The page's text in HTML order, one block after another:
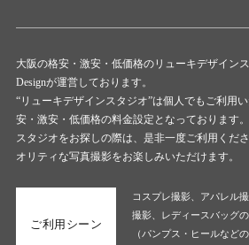
大阪の格安・激安・低価格のリューキデザイン
Designが運営しております。
“リューキデザインスタジオ”は個人でもご利用
安・激安・低価格の料金設定となっております
スタジオをお探しの際は、是非一度ご利用くだ
オリティな写真撮影をお楽しみいただけます。
ご利用シーン
コスプレ撮影、アパレル
撮影、レディースバッグ
（パンプス・ヒールなど